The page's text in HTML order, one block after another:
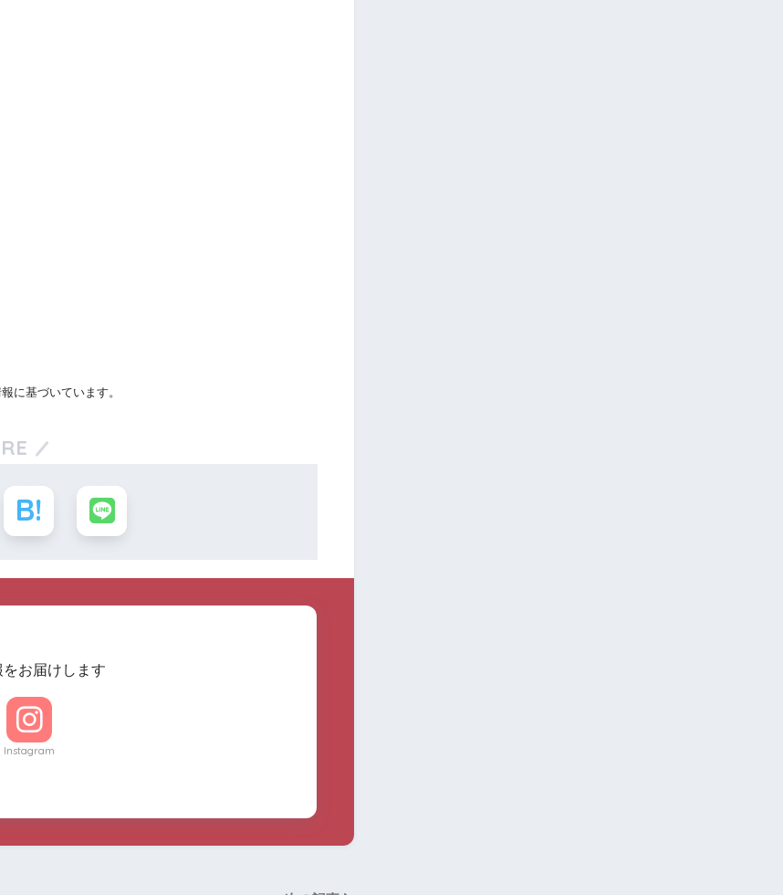
に基づいています。
お届けします
Instagram